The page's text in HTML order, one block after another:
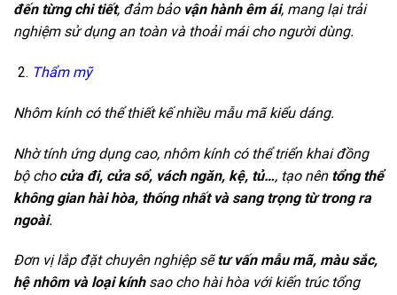
đến từng chi tiết, đảm bảo vận hành êm ái, mang lại trải
nghiệm sử dụng an toàn và thoải mái cho người dùng.
Thẩm mỹ
Nhôm kính có thể thiết kế nhiều mẫu mã kiểu dáng.
Nhờ tính ứng dụng cao, nhôm kính có thể triển khai đồng
bộ cho cửa đi, cửa sổ, vách ngăn, kệ, tủ…, tạo nên tổng thể
không gian hài hòa, thống nhất và sang trọng từ trong ra
ngoài.
Đơn vị lắp đặt chuyên nghiệp sẽtư vấn mẫu mã, màu sắc,
hệ nhôm và loại kínhsao cho hài hòa với kiến trúc tổng